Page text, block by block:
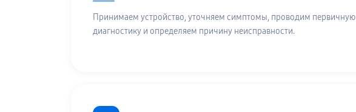
Принимаем устройство, уточняем симптомы, проводим первичную
диагностику и определяем причину неисправности.